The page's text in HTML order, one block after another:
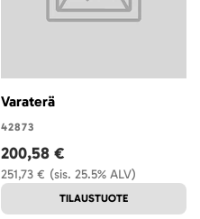
Varaterä
42873
(sis. 25.5% ALV)
251,73 €
200,58 €
TILAUSTUOTE